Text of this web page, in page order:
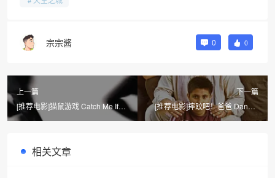
宗宗酱 0 0
上一篇
[推荐电影]猫鼠游戏 Catch Me If
You Can (2002)
下一篇
[推荐电影]摔跤吧！爸爸 Dangal
(2016)
相关文章